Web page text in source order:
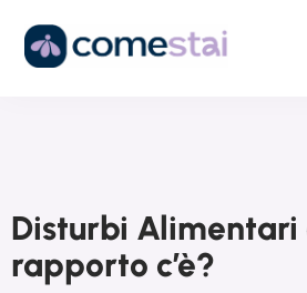
Disturbi Alimentari
rapporto c’è?